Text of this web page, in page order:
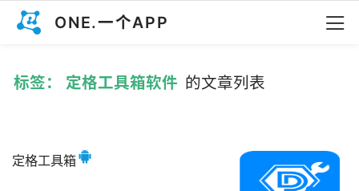
ONE.一个APP
标签： 定格工具箱软件 的文章列表
定格工具箱